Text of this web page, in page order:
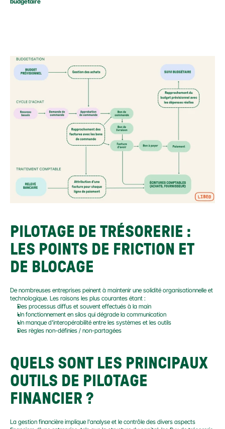
PILOTAGE DE TRÉSORERIE :
LES POINTS DE FRICTION ET
DE BLOCAGE
De nombreuses entreprises peinent à maintenir une solidité organisationnelle et
technologique. Les raisons les plus courantes étant :
Des processus diffus et souvent effectués à la main
Un fonctionnement en silos qui dégrade la communication
Un manque d'interopérabilité entre les systèmes et les outils
Des règles non-définies / non-partagées
QUELS SONT LES PRINCIPAUX
OUTILS DE PILOTAGE
FINANCIER ?
La gestion financière implique l'analyse et le contrôle des divers aspects